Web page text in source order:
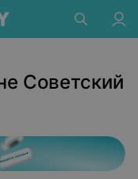
Советский